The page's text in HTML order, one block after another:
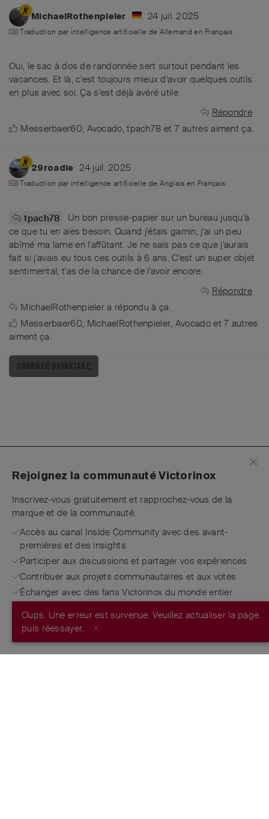
MichaelRothenpieler 24 juil. 2025
Traduction par intelligence artificielle de Allemand en Français
Oui, le sac à dos de randonnée sert surtout pendant les
vacances. Et là, c'est toujours mieux d'avoir quelques outils
en plus avec soi. Ça s'est déjà avéré utile
Répondre
Messerbaer60, Avocado,tpach78 et 7autres aiment ça.
29roadie 24 juil. 2025
Traduction par intelligence artificielle de Anglais en Français
tpach78
Un bon presse-papier sur un bureau jusqu'à
ce que tu en aies besoin. Quand j'étais gamin, j'ai un peu
abîmé ma lame en l'affûtant. Je ne sais pas ce que j'aurais
fait si j'avais eu tous ces outils à 6 ans. C'est un super objet
sentimental, t'as de la chance de l'avoir encore.
Répondre
MichaelRothenpieler a répondu à ça.
Messerbaer60, MichaelRothenpieler, Avocadoet7 autres
aiment ça.
CHARGER DAVANTAGE
Oups. Une erreur est survenue. Veuillez actualiser la page
puis réessayer.
Rejoignez la communauté Victorinox
Inscrivez-vous gratuitement et rapprochez-vous de la
marque et de la communauté.
Accès au canal Inside Community avec des avant-
premières et des insights
Participer aux discussions et partager vos expériences
Contribuer aux projets communautaires et aux votes
Échanger avec des fans Victorinox du monde entier
S’INSCRIRE MAINTENANT